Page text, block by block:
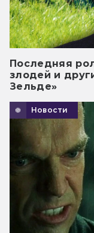
Последняя
злодей и
Зельде»
Новости